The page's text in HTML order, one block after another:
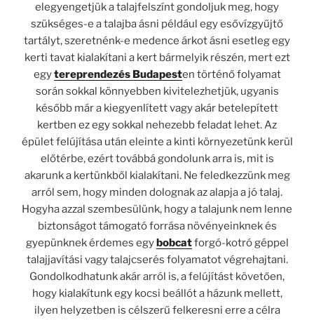
elegyengetjük a talajfelszínt gondoljuk meg, hogy
szükséges-e a talajba ásni például egy esővízgyűjtő
tartályt, szeretnénk-e medence árkot ásni esetleg egy
kerti tavat kialakítani a kert bármelyik részén, mert ezt
egytereprendezés Budapesten történő folyamat
során sokkal könnyebben kivitelezhetjük, ugyanis
később már a kiegyenlített vagy akár betelepített
kertben ez egy sokkal nehezebb feladat lehet. Az
épület felújítása után eleinte a kinti környezetünk kerül
előtérbe, ezért továbbá gondolunk arra is, mit is
akarunk a kertünkből kialakítani. Ne feledkezzünk meg
arról sem, hogy minden dolognak az alapja a jó talaj.
Hogyha azzal szembesülünk, hogy a talajunk nem lenne
biztonságot támogató forrása növényeinknek és
gyepünknek érdemes egy bobcatforgó-kotró géppel
talajjavítási vagy talajcserés folyamatot végrehajtani.
Gondolkodhatunk akár arról is, a felújítást követően,
hogy kialakítunk egy kocsi beállót a házunk mellett,
ilyen helyzetben is célszerű felkeresni erre a célra